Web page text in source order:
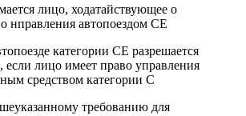
лицо, ходатайствующее о
нправления автопоездом СЕ
категории CE разрешается
если лицо имеет право управления
средством категории С
требованию для